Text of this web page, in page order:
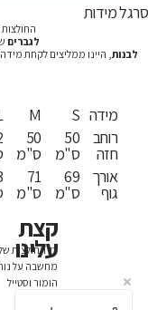
סרגל מידות
לגברים
לבנות, היינו ממליצים לקחת
M
50
ס"מ
71
ס"מ
S
50
ס"מ
69
ס"מ
מידה
רוחב
חזה
אורך
גוף
כל החולצות
מחשבה על
הומור וסטייל
קצת
עלינו